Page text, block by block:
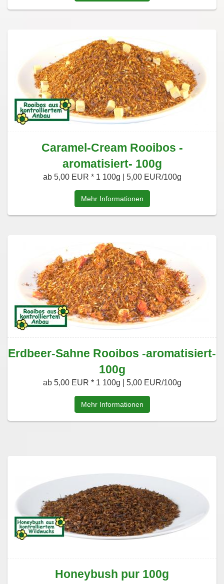
Caramel-Cream Rooibos -
aromatisiert- 100g
ab 5,00 EUR * 1 100g | 5,00 EUR/100g
Mehr Informationen
Erdbeer-Sahne Rooibos -aromatisiert-
100g
ab 5,00 EUR * 1 100g | 5,00 EUR/100g
Mehr Informationen
Honeybush pur 100g